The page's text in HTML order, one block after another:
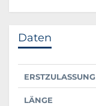
Daten
ERSTZULASSUNG
LÄNGE